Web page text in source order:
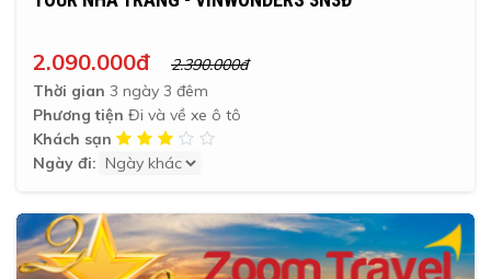
2.090.000đ
2.390.000đ
Thời gian 3 ngày 3 đêm
Phương tiện Đi và về xe ô tô
Khách sạn
Ngày đi: